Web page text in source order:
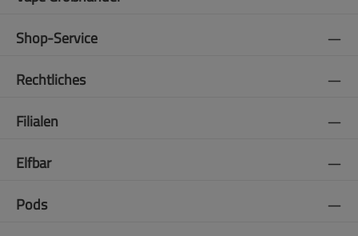
Shop-Service
Rechtliches
Filialen
Elfbar
Pods